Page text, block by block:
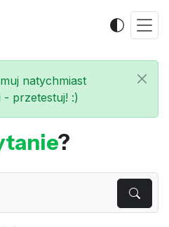
natychmiast
- przetestuj! :)
?